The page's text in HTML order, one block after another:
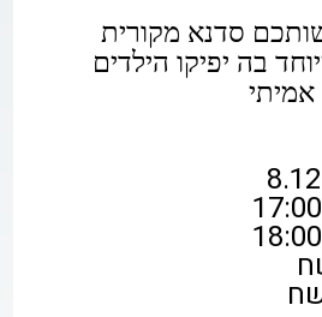
סדנא מקורית
בה יפיקו הילדים